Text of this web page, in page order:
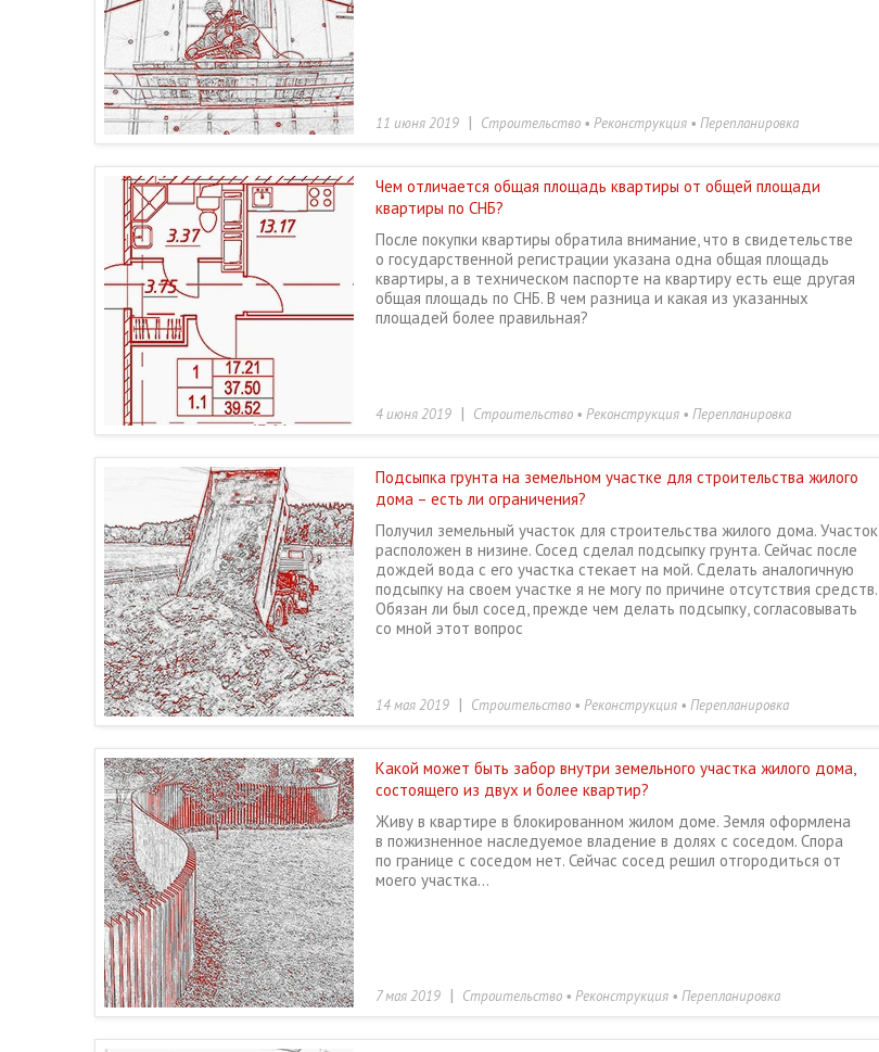
11 июня 2019 | Строительство • Реконструкция • Перепланировка
Чем отличается общая площадь квартиры от общей площади
квартиры по СНБ?
После покупки квартиры обратила внимание, что в свидетельстве
о государственной регистрации указана одна общая площадь
квартиры, а в техническом паспорте на квартиру есть еще другая
общая площадь по СНБ. В чем разница и какая из указанных
площадей более правильная?
4 июня 2019 | Строительство • Реконструкция • Перепланировка
Подсыпка грунта на земельном участке для строительства жилого
дома – есть ли ограничения?
Получил земельный участок для строительства жилого дома. Участок
расположен в низине. Сосед сделал подсыпку грунта. Сейчас после
дождей вода с его участка стекает на мой. Сделать аналогичную
подсыпку на своем участке я не могу по причине отсутствия средств.
Обязан ли был сосед, прежде чем делать подсыпку, согласовывать
со мной этот вопрос
14 мая 2019 | Строительство • Реконструкция • Перепланировка
Какой может быть забор внутри земельного участка жилого дома,
состоящего из двух и более квартир?
Живу в квартире в блокированном жилом доме. Земля оформлена
в пожизненное наследуемое владение в долях с соседом. Спора
по границе с соседом нет. Сейчас сосед решил отгородиться от
моего участка...
7 мая 2019 | Строительство • Реконструкция • Перепланировка